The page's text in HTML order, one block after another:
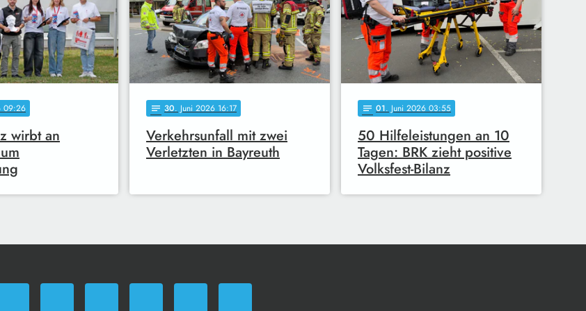
09:26
wirbt an
notes 30. Juni 2026 16:17
Verkehrsunfall mit zwei
Verletzten in Bayreuth
notes 01. Juni 2026 03:55
50 Hilfeleistungen an 10
Tagen: BRK zieht positive
Volksfest-Bilanz